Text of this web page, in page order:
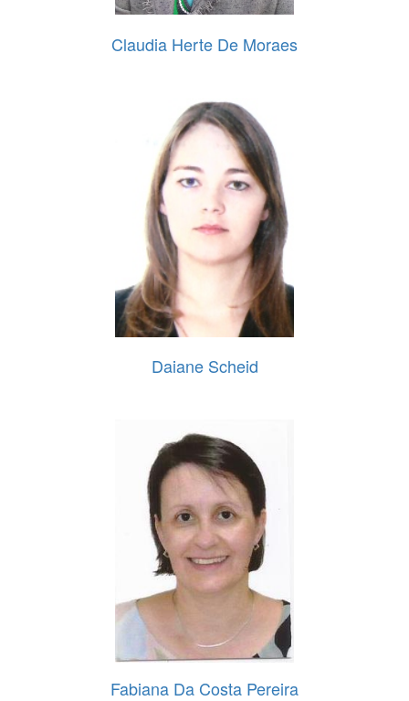
Claudia Herte De Moraes
Daiane Scheid
Fabiana Da Costa Pereira